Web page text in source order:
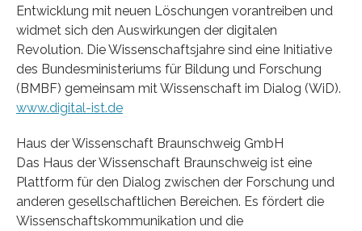
Entwicklung mit neuen Löschungen vorantreiben und
widmet sich den Auswirkungen der digitalen
Revolution. Die Wissenschaftsjahre sind eine Initiative
des Bundesministeriums für Bildung und Forschung
(BMBF) gemeinsam mit Wissenschaft im Dialog (WiD).
www.digital-ist.de
Haus der Wissenschaft Braunschweig GmbH
Das Haus der Wissenschaft Braunschweig ist eine
Plattform für den Dialog zwischen der Forschung und
anderen gesellschaftlichen Bereichen. Es fördert die
Wissenschaftskommunikation und die